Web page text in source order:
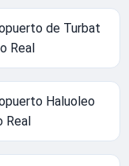
de Turbat
Real
Haluoleo